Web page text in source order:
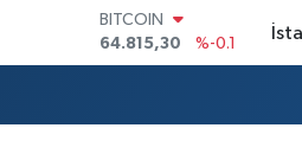
BITCOIN
64.815,30
%-0.1
DOLAR